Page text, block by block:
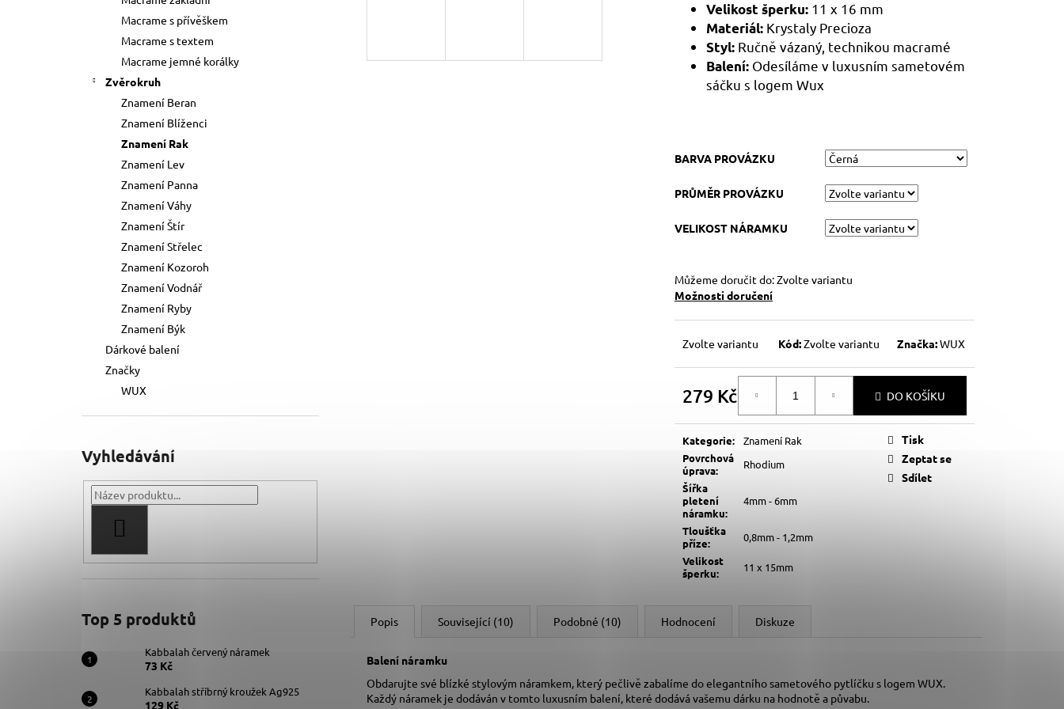
Macrame s přívěškem
Macrame s textem
Macrame jemné korálky
Zvěrokruh
Znamení Beran
Znamení Blíženci
Znamení Rak
Znamení Lev
Znamení Panna
Znamení Váhy
Znamení Štír
Znamení Střelec
Znamení Kozoroh
Znamení Vodnář
Znamení Ryby
Znamení Býk
Dárkové balení
Značky
WUX
Vyhledávání
Top 5 produktů
Kabbalah červený náramek
73 Kč
Kabbalah stříbrný kroužek Ag925
129 Kč
Velikost šperku: 11 x 16 mm
Materiál: Krystaly Precioza
Styl: Ručně vázaný, technikou macramé
Balení: Odesíláme v luxusním sametovém
sáčku s logem Wux
BARVA PROVÁZKU
PRŮMĚR PROVÁZKU
VELIKOST NÁRAMKU
Můžeme doručit do:Zvolte variantu
Možnosti doručení
Zvolte variantu Kód:Zvolte variantu Značka:WUX
279 Kč
cena:
DO KOŠÍKU
Kategorie:
Znamení Rak
Povrchová
úprava:
Rhodium
Šířka
pletení
náramku:
4mm - 6mm
Tloušťka
příze:
0,8mm - 1,2mm
Velikost
šperku: 11 x 15mm
Tisk
Zeptat se
Sdílet
Popis Související (10) Podobné (10) Hodnocení Diskuze
Balení náramku
Obdarujte své blízké stylovým náramkem, který pečlivě zabalíme do elegantního sametového pytlíčku s logem WUX.
Každý náramek je dodáván v tomto luxusním balení, které dodává vašemu dárku na hodnotě a půvabu.
Původně: 89 Kč 149 Kč